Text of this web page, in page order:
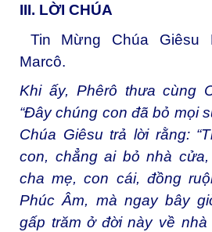
III. LỜI CHÚA
Tin Mừng Chúa Giêsu
Marcô.
Khi ấy, Phêrô thưa cùng
“Ðây chúng con đã bỏ mọi
Chúa Giêsu trả lời rằng:
con, chẳng ai bỏ nhà
cha mẹ, con cái, đồng
Phúc Âm, mà ngay bây
gấp trăm ở đời này về